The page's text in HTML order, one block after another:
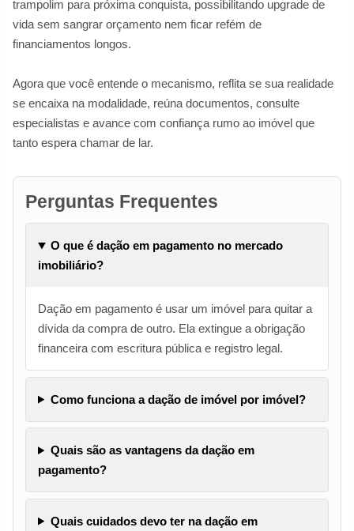
trampolim para próxima conquista, possibilitando upgrade de
vida sem sangrar orçamento nem ficar refém de
financiamentos longos.
Agora que você entende o mecanismo, reflita se sua realidade
se encaixa na modalidade, reúna documentos, consulte
especialistas e avance com confiança rumo ao imóvel que
tanto espera chamar de lar.
Perguntas Frequentes
O que é dação em pagamento no mercado
imobiliário?
Dação em pagamento é usar um imóvel para quitar a
dívida da compra de outro. Ela extingue a obrigação
financeira com escritura pública e registro legal.
Como funciona a dação de imóvel por imóvel?
Quais são as vantagens da dação em
pagamento?
Quais cuidados devo ter na dação em